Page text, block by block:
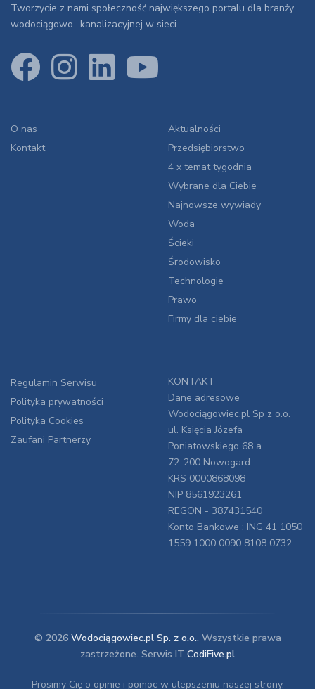
Tworzycie z nami społeczność największego portalu dla branży
wodociągowo- kanalizacyjnej w sieci.
O nas
Kontakt
Aktualności
Przedsiębiorstwo
4 x temat tygodnia
Wybrane dla Ciebie
Najnowsze wywiady
Woda
Ścieki
Środowisko
Technologie
Prawo
Firmy dla ciebie
Regulamin Serwisu
Polityka prywatności
Polityka Cookies
Zaufani Partnerzy
KONTAKT
Dane adresowe
Wodociągowiec.pl Sp z o.o.
ul. Księcia Józefa
Poniatowskiego 68 a
72-200 Nowogard
KRS 0000868098
NIP 8561923261
REGON - 387431540
Konto Bankowe : ING 41 1050
1559 1000 0090 8108 0732
© 2026 Wodociągowiec.pl Sp. z o.o.. Wszystkie prawa
zastrzeżone. Serwis IT CodiFive.pl
Prosimy Cię o opinie i pomoc w ulepszeniu naszej strony.